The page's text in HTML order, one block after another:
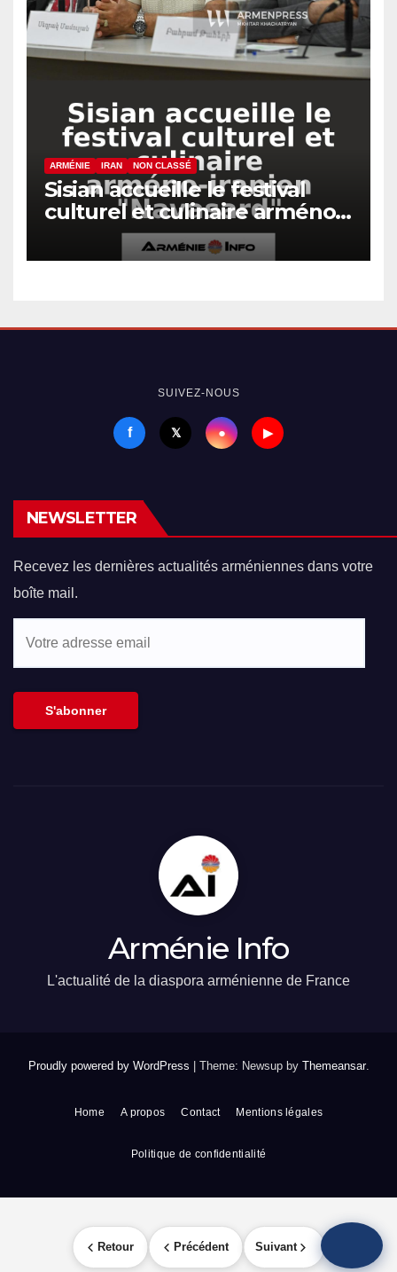
ARMÉNIE IRAN NON CLASSÉ
Sisian accueille le festival
culturel et culinaire arméno-
iranien « Navasard »
SUIVEZ-NOUS
f 𝕏 ● ▶
NEWSLETTER
Recevez les dernières actualités arméniennes dans votre
boîte mail.
S'abonner
Arménie Info
L'actualité de la diaspora arménienne de France
Proudly powered by WordPress Theme: Newsup by Themeansar.
Home A propos Contact Mentions légales
Politique de confidentialité
Retour Précédent Suivant